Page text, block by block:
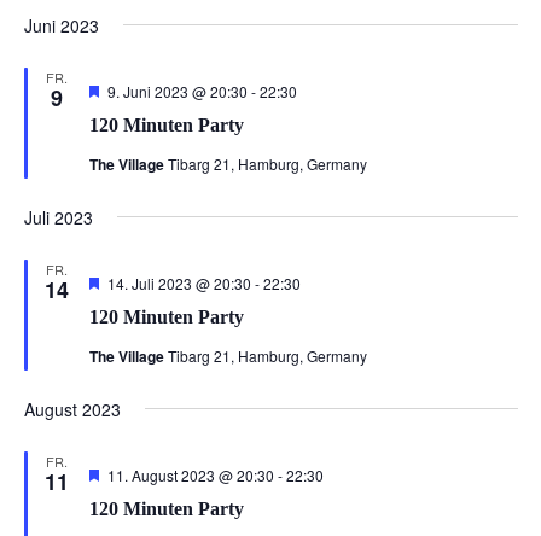
Juni 2023
FR.
9
120 Minuten Party
Hervorgehoben
9. Juni 2023 @ 20:30 -22:30
The VillageTibarg 21, Hamburg, Germany
Juli 2023
FR.
14
120 Minuten Party
Hervorgehoben
14. Juli 2023 @ 20:30 -22:30
The VillageTibarg 21, Hamburg, Germany
August 2023
FR.
11
120 Minuten Party
Hervorgehoben
11. August 2023 @ 20:30 -22:30